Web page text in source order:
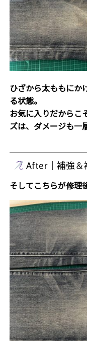
ひざから太ももにか
る状態。
お気に入りだからこ
ズは、ダメージも一
After｜補強＆
そしてこちらが修理